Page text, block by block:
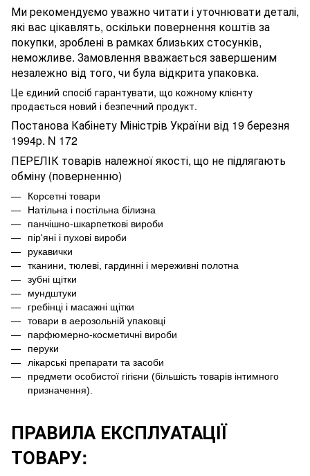
Ми рекомендуємо уважно читати і уточнювати деталі,
які вас цікавлять, оскільки повернення коштів за
покупки, зроблені в рамках близьких стосунків,
неможливе. Замовлення вважається завершеним
незалежно від того, чи була відкрита упаковка.
Це єдиний спосіб гарантувати, що кожному клієнту
продається новий і безпечний продукт.
Постанова Кабінету Міністрів України від 19 березня
1994р. N 172
ПЕРЕЛІК товарів належної якості, що не підлягають
обміну (поверненню)
Корсетні товари
Натільна і постільна білизна
панчішно-шкарпеткові вироби
пір'яні і пухові вироби
рукавички
тканини, тюлеві, гардинні і мереживні полотна
зубні щітки
мундштуки
гребінці і масажні щітки
товари в аерозольній упаковці
парфюмерно-косметичні вироби
перуки
лікарські препарати та засоби
предмети особистої гігієни (більшість товарів інтимного
призначення).
ПРАВИЛА ЕКСПЛУАТАЦІЇ
ТОВАРУ: